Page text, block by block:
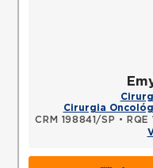
Cirurgia
CRM 198841/SP •
RQE